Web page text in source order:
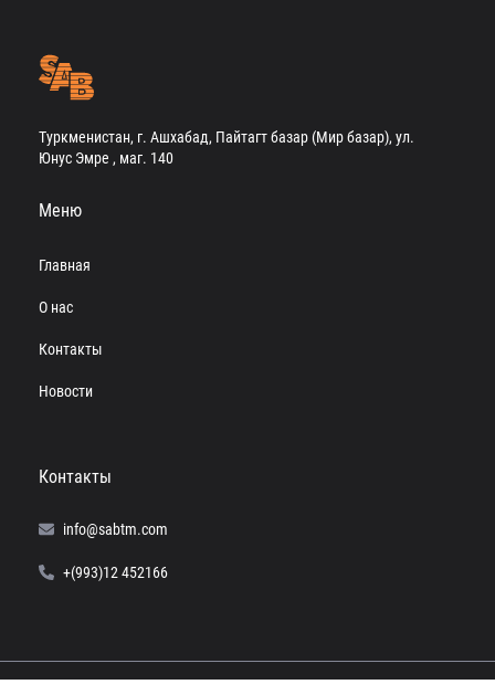
Туркменистан, г. Ашхабад, Пайтагт базар (Мир базар), ул.
Юнус Эмре , маг. 140
Меню
Главная
О нас
Контакты
Новости
Контакты
info@sabtm.com
+(993)12 452166